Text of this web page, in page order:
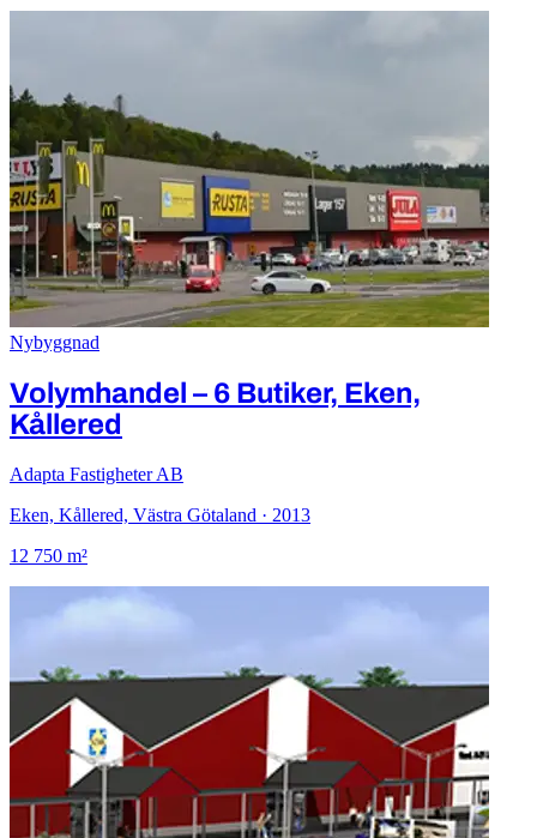
Nybyggnad
Volymhandel – 6 Butiker, Eken,
Kållered
Adapta Fastigheter AB
Eken, Kållered, Västra Götaland · 2013
12 750 m²